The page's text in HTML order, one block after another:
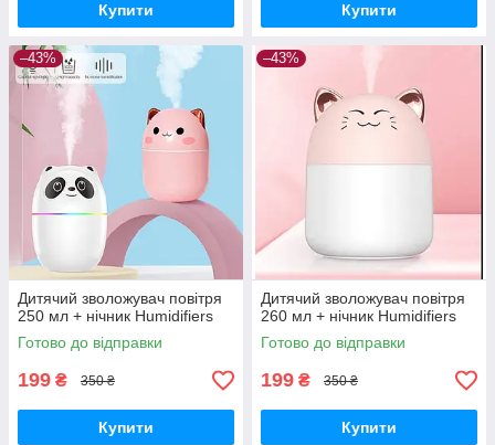
Купити Купити
–43%
Дитячий зволожувач повітря
250 мл + нічник Humidifiers
Готово до відправки
199 ₴ 350 ₴
Купити
–43%
Дитячий зволожувач повітря
260 мл + нічник Humidifiers
Готово до відправки
199 ₴ 350 ₴
Купити